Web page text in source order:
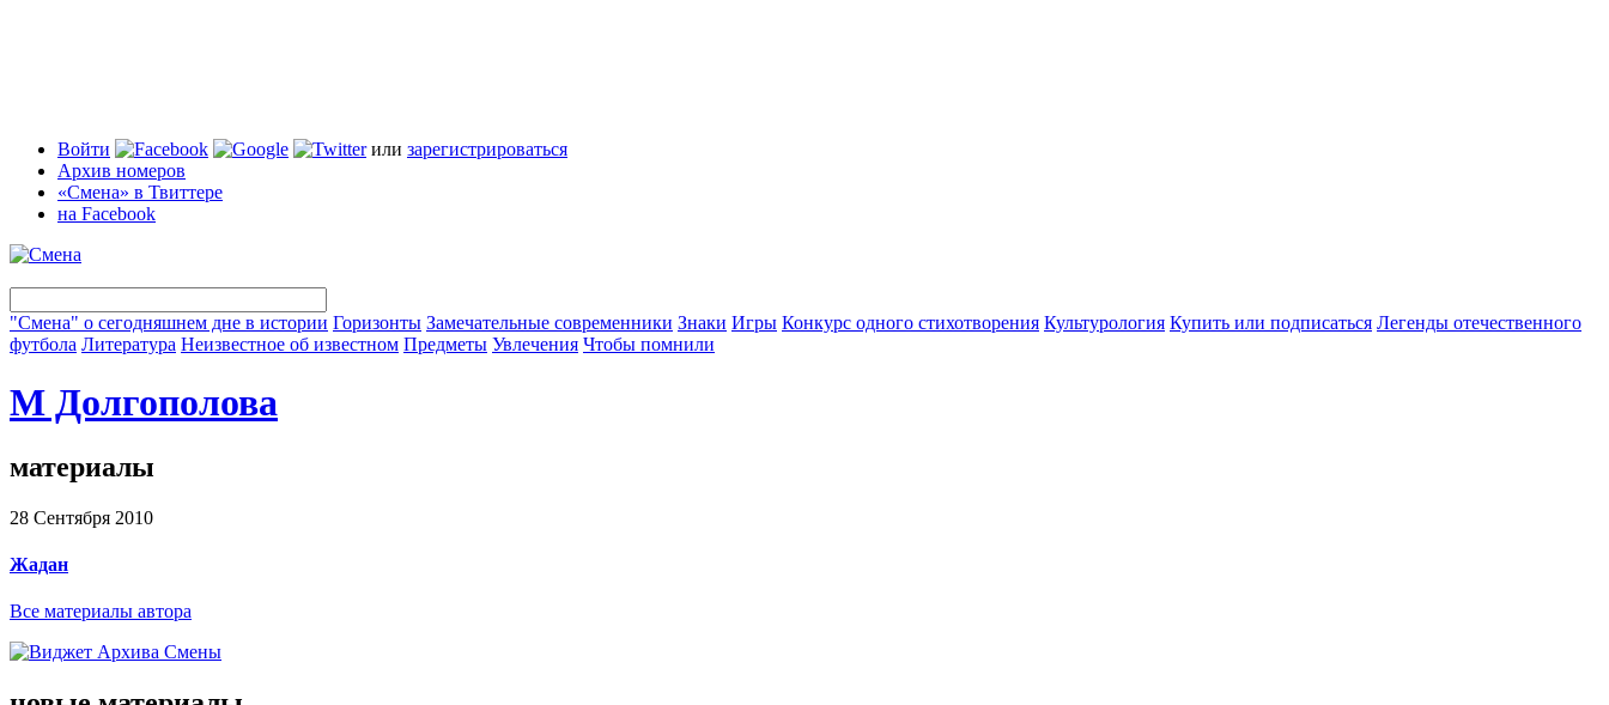
Войти или зарегистрироваться
Архив номеров
«Смена» в Твиттере
на Facebook
"Смена" о сегодняшнем дне в истории Горизонты Замечательные современники Знаки Игры Конкурс одного стихотворения Культурология Купить или подписаться Легенды отечественного
футбола Литература Неизвестное об известном Предметы Увлечения Чтобы помнили
М Долгополова
материалы
28 Сентября 2010
Жадан
Все материалы автора